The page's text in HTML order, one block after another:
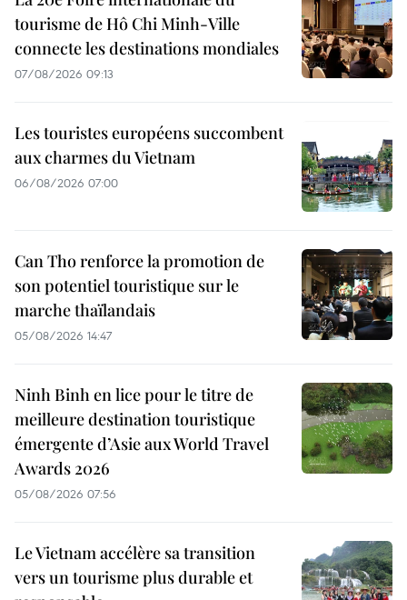
tourisme de Hô Chi Minh-Ville
connecte les destinations mondiales
07/08/2026 09:13
Les touristes européens succombent
aux charmes du Vietnam
06/08/2026 07:00
Can Tho renforce la promotion de
son potentiel touristique sur le
marche thaïlandais
05/08/2026 14:47
Ninh Binh en lice pour le titre de
meilleure destination touristique
émergente d’Asie aux World Travel
Awards 2026
05/08/2026 07:56
Le Vietnam accélère sa transition
vers un tourisme plus durable et